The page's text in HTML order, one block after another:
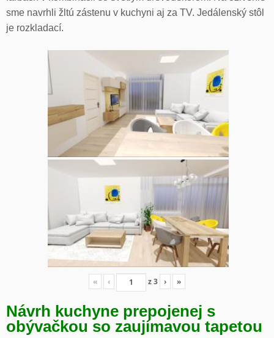
sme navrhli žltú zástenu v kuchyni aj za TV. Jedálenský stôl
je rozkladací.
« ‹ z3 › »
Návrh kuchyne prepojenej s
obývačkou so zaujímavou tapetou